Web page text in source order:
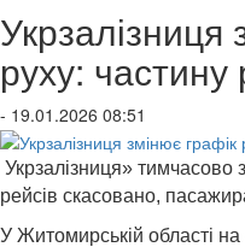
Укрзалізниця
руху: частину
- 19.01.2026 08:51
Укрзалізниця» тимчасово
рейсів скасовано,
У Житомирській області